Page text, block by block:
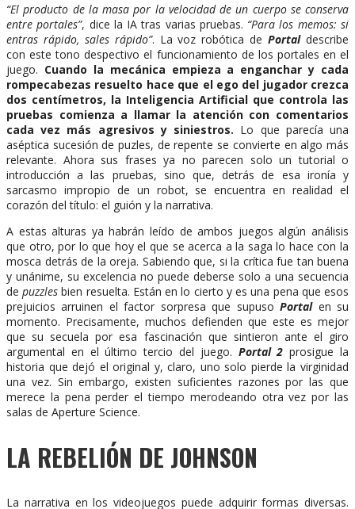
“El producto de la masa por la velocidad de un cuerpo se conserva
entre portales”, dice la IA tras varias pruebas. “Para los memos: si
entras rápido, sales rápido”. La voz robótica dePortal describe
con este tono despectivo el funcionamiento de los portales en el
juego. Cuando la mecánica empieza a enganchar y cada
rompecabezas resuelto hace que el ego del jugador crezca
dos centímetros, la Inteligencia Artificial que controla las
pruebas comienza a llamar la atención con comentarios
cada vez más agresivos y siniestros. Lo que parecía una
aséptica sucesión de puzles, de repente se convierte en algo más
relevante. Ahora sus frases ya no parecen solo un tutorial o
introducción a las pruebas, sino que, detrás de esa ironía y
sarcasmo impropio de un robot, se encuentra en realidad el
corazón del título: el guión y la narrativa.
A estas alturas ya habrán leído de ambos juegos algún análisis
que otro, por lo que hoy el que se acerca a la saga lo hace con la
mosca detrás de la oreja. Sabiendo que, si la crítica fue tan buena
y unánime, su excelencia no puede deberse solo a una secuencia
depuzzles bien resuelta. Están en lo cierto y es una pena que esos
prejuicios arruinen el factor sorpresa que supusoPortal en su
momento. Precisamente, muchos defienden que este es mejor
que su secuela por esa fascinación que sintieron ante el giro
argumental en el último tercio del juego. Portal 2 prosigue la
historia que dejó el original y, claro, uno solo pierde la virginidad
una vez. Sin embargo, existen suficientes razones por las que
merece la pena perder el tiempo merodeando otra vez por las
salas de Aperture Science.
LA REBELIÓN DE JOHNSON
La narrativa en los videojuegos puede adquirir formas diversas.